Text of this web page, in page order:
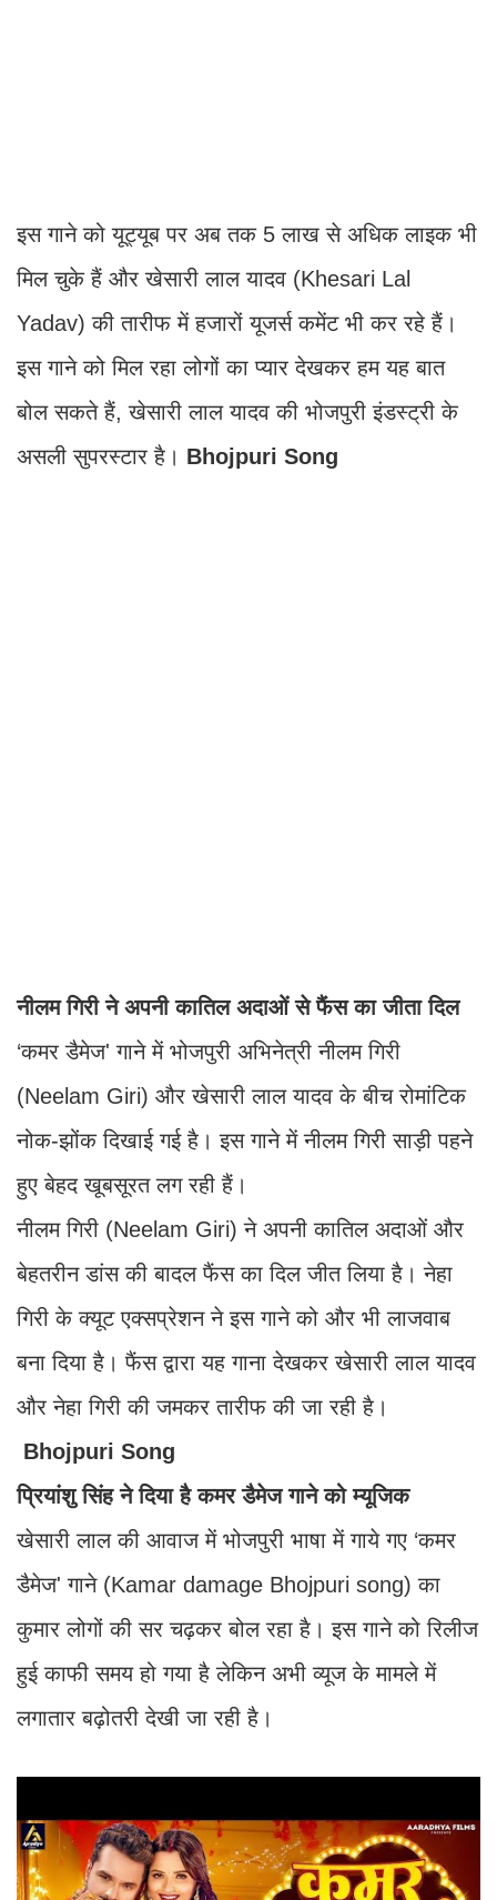
इस गाने को यूट्यूब पर अब तक 5 लाख से अधिक लाइक भी
मिल चुके हैं और खेसारी लाल यादव (Khesari Lal
Yadav) की तारीफ में हजारों यूजर्स कमेंट भी कर रहे हैं।
इस गाने को मिल रहा लोगों का प्यार देखकर हम यह बात
बोल सकते हैं, खेसारी लाल यादव की भोजपुरी इंडस्ट्री के
असली सुपरस्टार है। Bhojpuri Song
नीलम गिरी ने अपनी कातिल अदाओं से फैंस का जीता दिल
‘कमर डैमेज' गाने में भोजपुरी अभिनेत्री नीलम गिरी
(Neelam Giri) और खेसारी लाल यादव के बीच रोमांटिक
नोक-झोंक दिखाई गई है। इस गाने में नीलम गिरी साड़ी पहने
हुए बेहद खूबसूरत लग रही हैं।
नीलम गिरी (Neelam Giri) ने अपनी कातिल अदाओं और
बेहतरीन डांस की बादल फैंस का दिल जीत लिया है। नेहा
गिरी के क्यूट एक्सप्रेशन ने इस गाने को और भी लाजवाब
बना दिया है। फैंस द्वारा यह गाना देखकर खेसारी लाल यादव
और नेहा गिरी की जमकर तारीफ की जा रही है।
Bhojpuri Song
प्रियांशु सिंह ने दिया है कमर डैमेज गाने को म्यूजिक
खेसारी लाल की आवाज में भोजपुरी भाषा में गाये गए ‘कमर
डैमेज' गाने (Kamar damage Bhojpuri song) का
कुमार लोगों की सर चढ़कर बोल रहा है। इस गाने को रिलीज
हुई काफी समय हो गया है लेकिन अभी व्यूज के मामले में
लगातार बढ़ोतरी देखी जा रही है।